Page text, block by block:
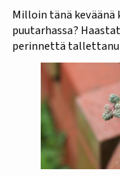
Milloin tänä
puutarhassa?
perinnettä